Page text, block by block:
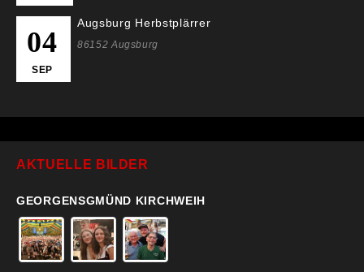
04
SEP
Augsburg Herbstplärrer
86152 Augsburg
AKTUELLE BILDER
GEORGENSGMÜND KIRCHWEIH